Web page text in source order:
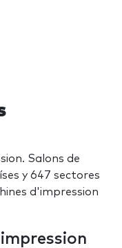
Salons de
y 647 sectores
d'impression